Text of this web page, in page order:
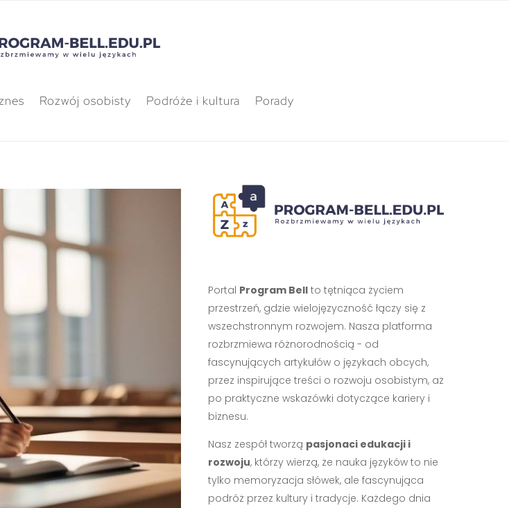
Rozwój osobisty Podróże i kultura Porady
Portal Program Bellto tętniąca życiem
przestrzeń, gdzie wielojęzyczność łączy się z
wszechstronnym rozwojem. Nasza platforma
rozbrzmiewa różnorodnością - od
fascynujących artykułów o językach obcych,
przez inspirujące treści o rozwoju osobistym, aż
po praktyczne wskazówki dotyczące kariery i
biznesu.
Nasz zespół tworzą pasjonaci edukacji i
rozwoju, którzy wierzą, że nauka języków to nie
tylko memoryzacja słówek, ale fascynująca
podróż przez kultury i tradycje. Każdego dnia